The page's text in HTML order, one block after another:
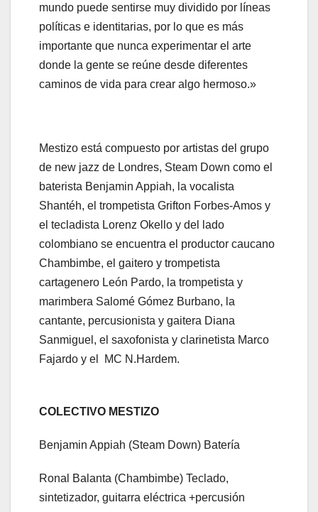
mundo puede sentirse muy dividido por líneas
políticas e identitarias, por lo que es más
importante que nunca experimentar el arte
donde la gente se reúne desde diferentes
caminos de vida para crear algo hermoso.»
Mestizo está compuesto por artistas del grupo
de new jazz de Londres, Steam Down como el
baterista Benjamin Appiah, la vocalista
Shantéh, el trompetista Grifton Forbes-Amos y
el tecladista Lorenz Okello y del lado
colombiano se encuentra el productor caucano
Chambimbe, el gaitero y trompetista
cartagenero León Pardo, la trompetista y
marimbera Salomé Gómez Burbano, la
cantante, percusionista y gaitera Diana
Sanmiguel, el saxofonista y clarinetista Marco
Fajardo y el MC N.Hardem.
COLECTIVO MESTIZO
Benjamin Appiah (Steam Down) Batería
Ronal Balanta (Chambimbe) Teclado,
sintetizador, guitarra eléctrica +percusión